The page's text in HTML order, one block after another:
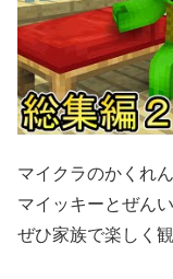
マイクラのかくれ
マイッキーとぜん
ぜひ家族で楽しく観